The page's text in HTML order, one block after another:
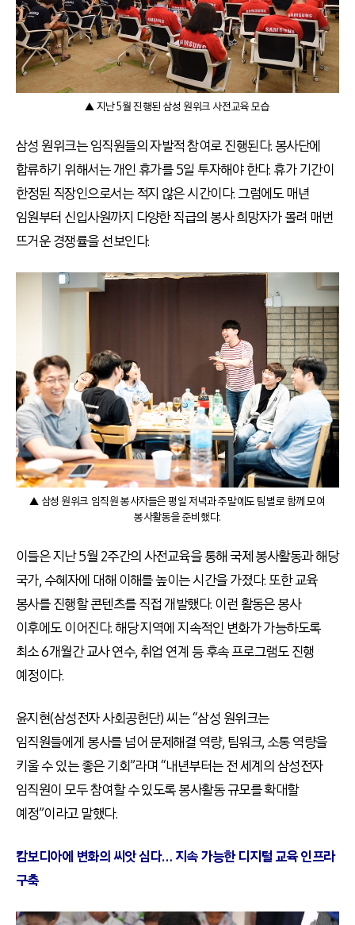
▲ 지난 5월 진행된 삼성 원위크 사전교육 모습
삼성 원위크는 임직원들의 자발적 참여로 진행된다. 봉사단에
합류하기 위해서는 개인 휴가를 5일 투자해야 한다. 휴가 기간이
한정된 직장인으로서는 적지 않은 시간이다. 그럼에도 매년
임원부터 신입사원까지 다양한 직급의 봉사 희망자가 몰려 매번
뜨거운 경쟁률을 선보인다.
▲ 삼성 원위크 임직원 봉사자들은 평일 저녁과 주말에도 팀별로 함께 모여
봉사활동을 준비했다.
이들은 지난 5월 2주간의 사전교육을 통해 국제 봉사활동과 해당
국가, 수혜자에 대해 이해를 높이는 시간을 가졌다. 또한 교육
봉사를 진행할 콘텐츠를 직접 개발했다. 이런 활동은 봉사
이후에도 이어진다. 해당 지역에 지속적인 변화가 가능하도록
최소 6개월간 교사 연수, 취업 연계 등 후속 프로그램도 진행
예정이다.
윤지현(삼성전자 사회공헌단) 씨는 “삼성 원위크는
임직원들에게 봉사를 넘어 문제해결 역량, 팀워크, 소통 역량을
키울 수 있는 좋은 기회”라며 “내년부터는 전 세계의 삼성전자
임직원이 모두 참여할 수 있도록 봉사활동 규모를 확대할
예정”이라고 말했다.
캄보디아에 변화의 씨앗 심다… 지속 가능한 디지털 교육 인프라
구축